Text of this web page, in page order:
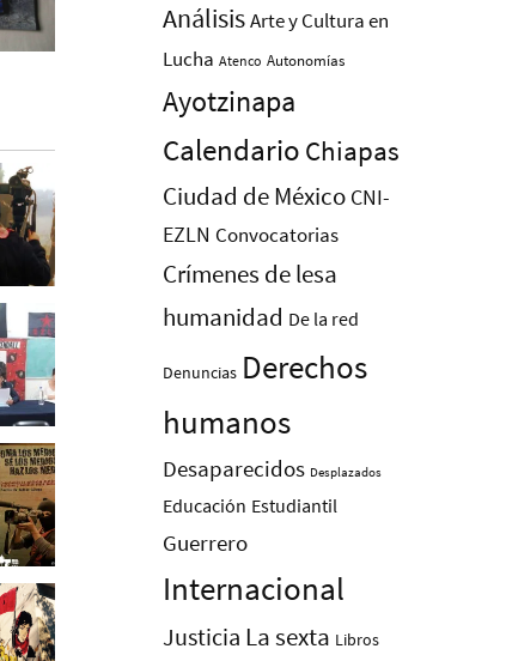
AnálisisArte y Cultura en
Lucha Atenco Autonomías
Ayotzinapa
Calendario Chiapas
Ciudad de México CNI-
EZLN Convocatorias
Crímenes de lesa
humanidad De la red
Denuncias Derechos
humanos
Desaparecidos Desplazados
Educación Estudiantil
Guerrero
Internacional
Justicia La sexta Libros